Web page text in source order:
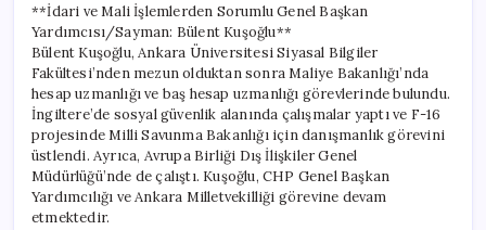
**İdari ve Mali İşlemlerden Sorumlu Genel Başkan
Yardımcısı/Sayman: Bülent Kuşoğlu**
Bülent Kuşoğlu, Ankara Üniversitesi Siyasal Bilgiler
Fakültesi’nden mezun olduktan sonra Maliye Bakanlığı’nda
hesap uzmanlığı ve baş hesap uzmanlığı görevlerinde bulundu.
İngiltere’de sosyal güvenlik alanında çalışmalar yaptı ve F-16
projesinde Milli Savunma Bakanlığı için danışmanlık görevini
üstlendi. Ayrıca, Avrupa Birliği Dış İlişkiler Genel
Müdürlüğü’nde de çalıştı. Kuşoğlu, CHP Genel Başkan
Yardımcılığı ve Ankara Milletvekilliği görevine devam
etmektedir.